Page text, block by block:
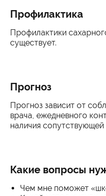
Профилактика
Профилактики
существует.
Прогноз
Прогноз зависит от
врача, ежедневного
наличия сопутствующей
Какие вопросы
Чем мне поможет